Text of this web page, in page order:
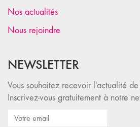
Nos actualités
Nous rejoindre
NEWSLETTER
Vous souhaitez recevoir l'actualité
Inscrivez-vous gratuitement à notre